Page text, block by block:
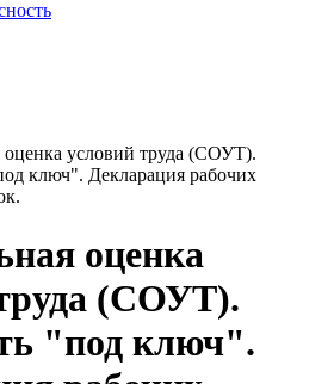
оценка условий труда (СОУТ).
ключ". Декларация рабочих
оценка
(СОУТ).
"под ключ".